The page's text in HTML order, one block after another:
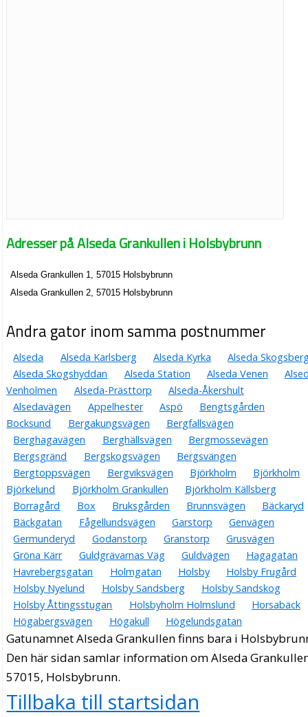
Adresser på Alseda Grankullen i Holsbybrunn
Alseda Grankullen 1, 57015 Holsbybrunn
Alseda Grankullen 2, 57015 Holsbybrunn
Andra gator inom samma postnummer
Alseda Alseda Karlsberg Alseda Kyrka
Alseda
Alseda Skogshyddan
Alseda Station Alseda Venen
Venholmen
Alseda-Prästtorp
Alseda-Åkershult
Alsedavägen
Appelhester Aspö
Bengtsgården
Bocksund
Bergakungsvägen
Bergfallsvägen
Berghagavägen
Berghällsvägen
Bergmossevägen
Bergsgränd
Bergskogsvägen
Bergsvängen
Bergtoppsvägen
Bergviksvägen Björkholm
Björkholm
Björkelund
Björkholm Grankullen
Björkholm Källsberg
Borragård
Box Bruksgården Brunnsvägen
Bäckaryd
Bäckgatan
Fågellundsvägen Garstorp
Genvägen
Germunderyd
Godanstorp Granstorp
Grusvägen
Gröna Kärr
Guldgrävarnas Väg Guldvägen
Hagagatan
Havrebergsgatan
Holmgatan Holsby
Holsby Frugård
Holsby Nyelund
Holsby Sandsberg
Holsby Sandskog
Holsby Åttingsstugan
Holsbyholm Holmslund
Horsabäck
Högabergsvägen
Högakull Högelundsgatan
Gatunamnet Alseda Grankullen finns bara i
Den här sidan samlar information om Alseda
57015, Holsbybrunn.
Tillbaka till startsidan